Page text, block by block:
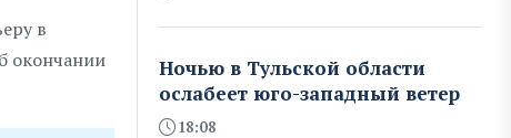
в
окончании
Ночью в Тульской области
ослабеет юго-западный ветер
18:08